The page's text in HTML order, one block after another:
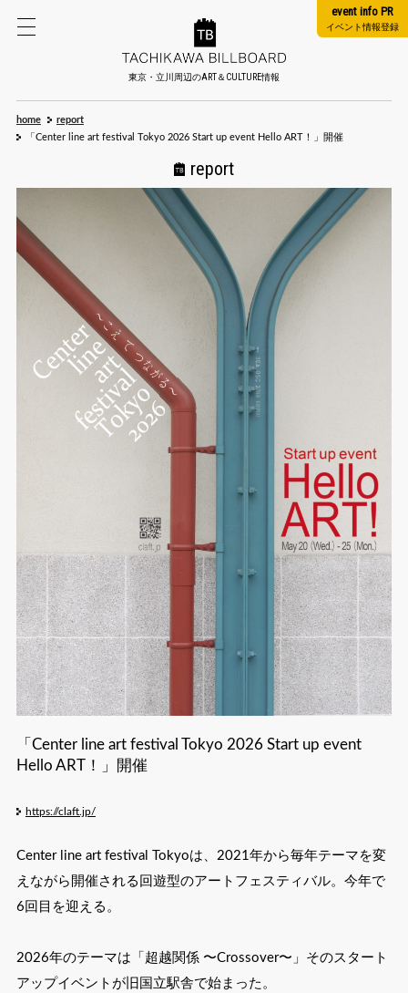
東京・立川周辺のART＆CULTURE情報
event info PR
イベント情報登録
home
report
「Center line art festival Tokyo 2026 Start up event Hello ART！」開催
report
「Center line art festival Tokyo 2026 Start up event
Hello ART！」開催
https://claft.jp/
Center line art festival Tokyoは、2021年から毎年テーマを変
えながら開催される回遊型のアートフェスティバル。今年で
6回目を迎える。
2026年のテーマは「超越関係 〜Crossover〜」そのスタート
アップイベントが旧国立駅舎で始まった。